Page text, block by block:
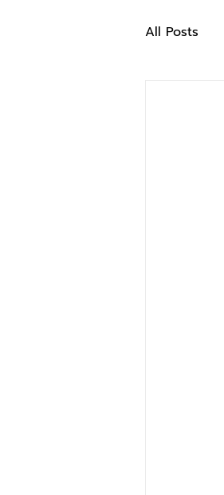
All Posts